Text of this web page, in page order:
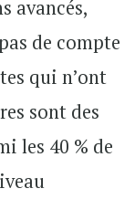
avancés,
de compte
qui n’ont
sont des
les 40 % de